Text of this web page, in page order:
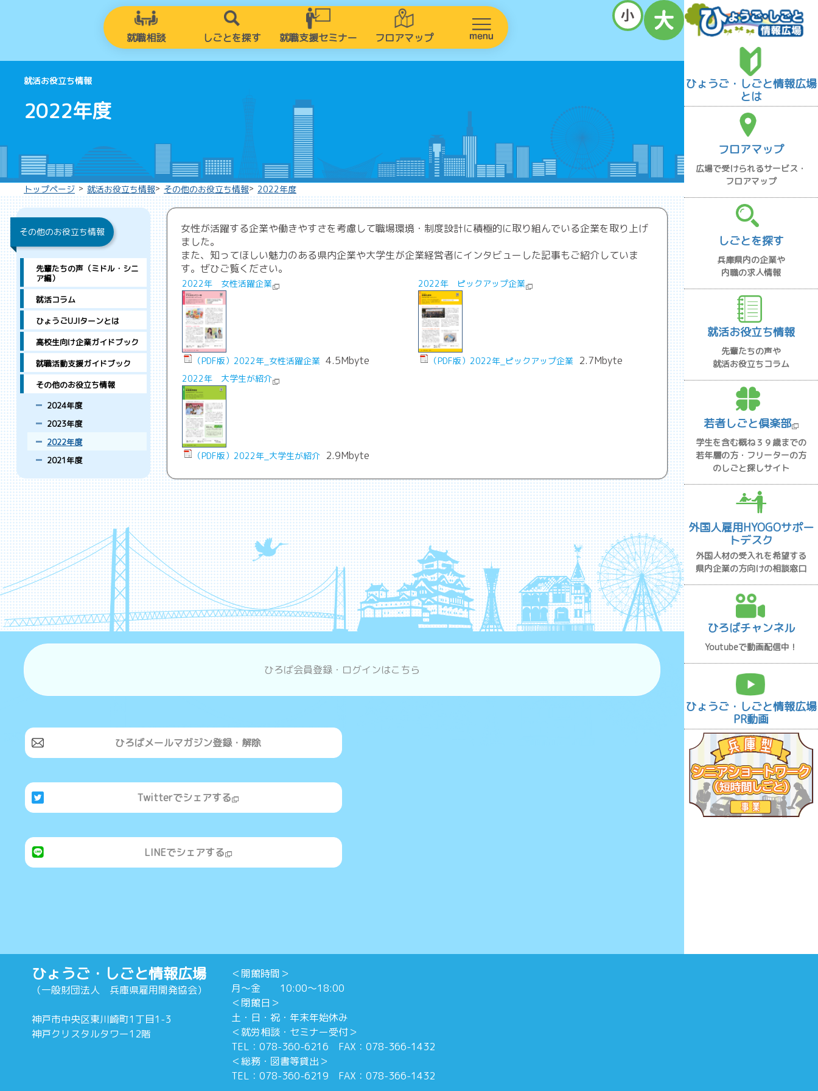
就職相談 しごとを探す 就職支援セミナー フロアマップ
就活お役立ち情報
2022年度
トップページ > 就活お役立ち情報> その他のお役立ち情報> 2022年度
女性が活躍する企業や働きやすさを考慮して職場環境・制度設計に積極的に取り組んでいる企業を取り上げ
ました。
また、知ってほしい魅力のある県内企業や大学生が企業経営者にインタビューした記事もご紹介していま
す。ぜひご覧ください。
2022年 女性活躍企業
（PDF版）2022年_女性活躍企業 4.5Mbyte
2022年 ピックアップ企業
（PDF版）2022年_ピックアップ企業 2.7Mbyte
2022年 大学生が紹介
（PDF版）2022年_大学生が紹介 2.9Mbyte
その他のお役立ち情報
先輩たちの声（ミドル・シニ
ア編）
就活コラム
ひょうごUJIターンとは
高校生向け企業ガイドブック
就職活動支援ガイドブック
その他のお役立ち情報
2024年度
2023年度
2022年度
2021年度
ひろば会員登録・ログインはこちら
ひろばメールマガジン登録・解除
Twitterでシェアする
LINEでシェアする
ひょうご・しごと情報広場
とは
フロアマップ
広場で受けられるサービス・
フロアマップ
しごとを探す
兵庫県内の企業や
内職の求人情報
就活お役立ち情報
先輩たちの声や
就活お役立ちコラム
若者しごと倶楽部
学生を含む概ね３９歳までの
若年層の方・フリーターの方
のしごと探しサイト
外国人雇用HYOGOサポー
トデスク
外国人材の受入れを希望する
県内企業の方向けの相談窓口
ひろばチャンネル
Youtubeで動画配信中！
ひょうご・しごと情報広場
PR動画
ひょうご・しごと情報広場
（一般財団法人 兵庫県雇用開発協会）
神戸市中央区東川崎町1丁目1-3
神戸クリスタルタワー12階
＜開館時間＞
月～金 10:00～18:00
＜閉館日＞
土・日・祝・年末年始休み
＜就労相談・セミナー受付＞
TEL：078-360-6216 FAX：078-366-1432
＜総務・図書等貸出＞
TEL：078-360-6219 FAX：078-366-1432